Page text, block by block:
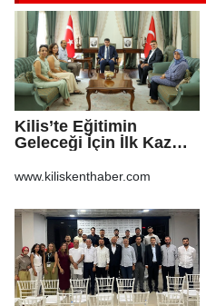
Kilis’te Eğitimin
Geleceği İçin İlk Kazma
www.kiliskenthaber.com